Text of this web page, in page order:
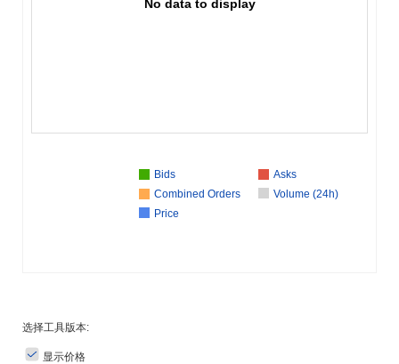
No data to display
Bids
Asks
Combined Orders
Volume (24h)
Price
选择工具版本:
显示价格